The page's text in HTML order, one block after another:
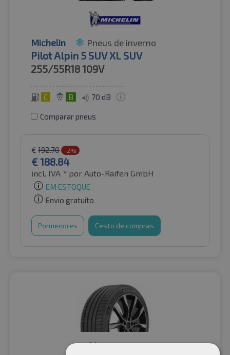
Michelin Pneus de inverno
Pilot Alpin 5 SUV XL SUV
255/55R18109V
C B 70 dB
Comparar pneus
€ 192.70 -2%
€188.84
incl. IVA * por Auto-Raifen GmbH
EM ESTOQUE
Envio gratuito
Pormenores Cesto de compras